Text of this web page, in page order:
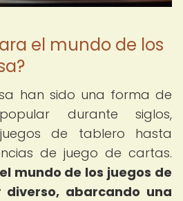
el mundo de los
han sido una forma de
durante siglos,
de tablero hasta
de juego de cartas.
mundo de los juegos de
abarcando una